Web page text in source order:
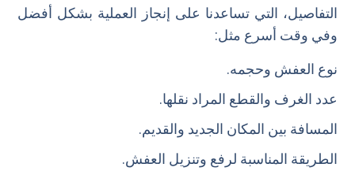
التفاصيل، التي تساعدنا على إنجاز العملية بشكل أفضل
وفي وقت أسرع مثل:
نوع العفش وحجمه.
عدد الغرف والقطع المراد نقلها.
المسافة بين المكان الجديد والقديم.
الطريقة المناسبة لرفع وتنزيل العفش.